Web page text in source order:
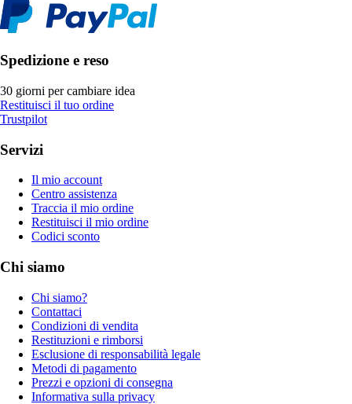
Spedizione e reso
30 giorni per cambiare idea
Restituisci il tuo ordine
Trustpilot
Servizi
Il mio account
Centro assistenza
Traccia il mio ordine
Restituisci il mio ordine
Codici sconto
Chi siamo
Chi siamo?
Contattaci
Condizioni di vendita
Restituzioni e rimborsi
Esclusione di responsabilità legale
Metodi di pagamento
Prezzi e opzioni di consegna
Informativa sulla privacy